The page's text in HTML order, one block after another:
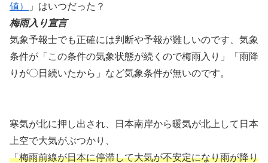
値）
」はいつだった？
梅雨入り宣言
気象予報士でも正確には判断や予報が難しいのです、気象
条件が「この条件の気象状態が続くので梅雨入り」「雨降
りが〇日続いたから」など気象条件が無いのです。
寒気が北に押し出され、日本南岸から暖気が北上して日本
上空で大気がぶつかり、
「梅雨前線が日本に停滞して大気が不安定になり雨が降り